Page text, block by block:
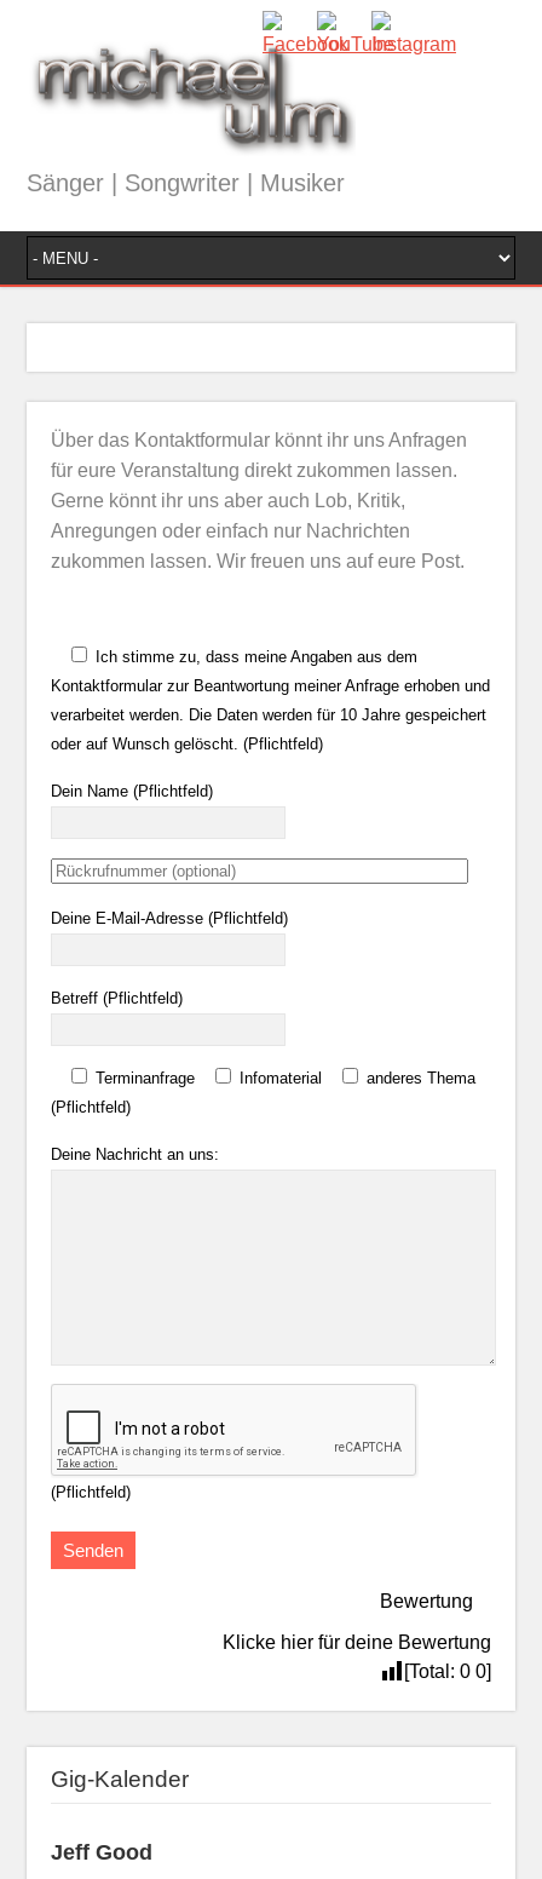
Sänger | Songwriter | Musiker
Über das Kontaktformular könnt ihr uns Anfragen
für eure Veranstaltung direkt zukommen lassen.
Gerne könnt ihr uns aber auch Lob, Kritik,
Anregungen oder einfach nur Nachrichten
zukommen lassen. Wir freuen uns auf eure Post.
Ich stimme zu, dass meine Angaben aus dem
Kontaktformular zur Beantwortung meiner Anfrage erhoben und
verarbeitet werden. Die Daten werden für 10 Jahre gespeichert
oder auf Wunsch gelöscht. (Pflichtfeld)
Dein Name (Pflichtfeld)
Deine E-Mail-Adresse (Pflichtfeld)
Betreff (Pflichtfeld)
Terminanfrage Infomaterial
anderes Thema
(Pflichtfeld)
Deine Nachricht an uns:
(Pflichtfeld)
Bewertung
Klicke hier für deine Bewertung
[Total: 0 0]
Gig-Kalender
Jeff Good